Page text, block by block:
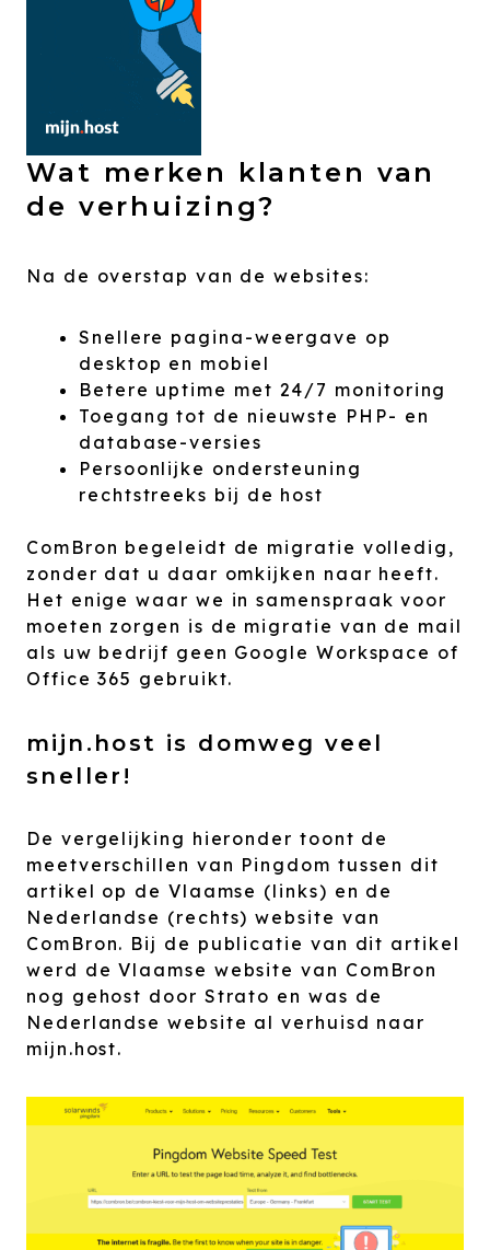
Wat merken klanten van
de verhuizing?
Na de overstap van de websites:
Snellere pagina-weergave op
desktop en mobiel
Betere uptime met 24/7 monitoring
Toegang tot de nieuwste PHP- en
database-versies
Persoonlijke ondersteuning
rechtstreeks bij de host
ComBron begeleidt de migratie volledig,
zonder dat u daar omkijken naar heeft.
Het enige waar we in samenspraak voor
moeten zorgen is de migratie van de mail
als uw bedrijf geen Google Workspace of
Office 365 gebruikt.
mijn.host is domweg veel
sneller!
De vergelijking hieronder toont de
meetverschillen van Pingdom tussen dit
artikel op de Vlaamse (links) en de
Nederlandse (rechts) website van
ComBron. Bij de publicatie van dit artikel
werd de Vlaamse website van ComBron
nog gehost door Strato en was de
Nederlandse website al verhuisd naar
mijn.host.